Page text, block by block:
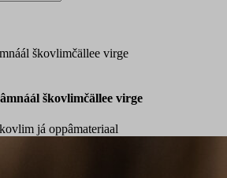
škovlimčällee virge
škovlimčällee virge
já oppâmateriaal